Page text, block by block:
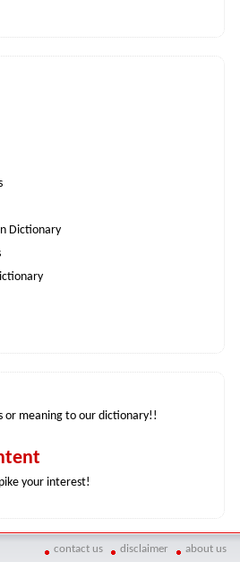
Dictionary
or meaning to our dictionary!!
your interest!
contact us disclaimer about us